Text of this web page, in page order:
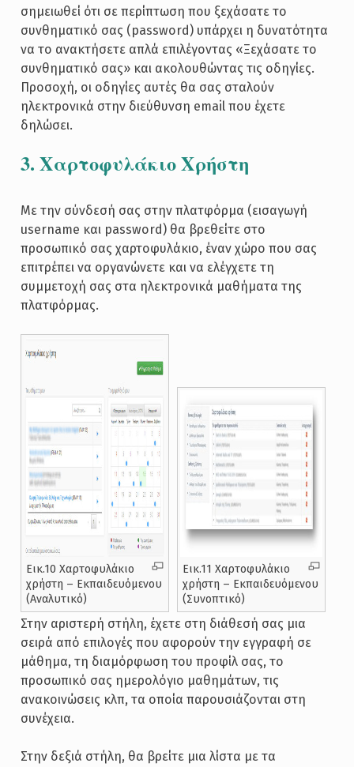
σημειωθεί ότι σε περίπτωση που ξεχάσατε το
συνθηματικό σας (password) υπάρχει η δυνατότητα
να το ανακτήσετε απλά επιλέγοντας «Ξεχάσατε το
συνθηματικό σας» και ακολουθώντας τις οδηγίες.
Προσοχή, οι οδηγίες αυτές θα σας σταλούν
ηλεκτρονικά στην διεύθυνση email που έχετε
δηλώσει.
3. Χαρτοφυλάκιο Χρήστη
Με την σύνδεσή σας στην πλατφόρμα (εισαγωγή
username και password) θα βρεθείτε στο
προσωπικό σας χαρτοφυλάκιο, έναν χώρο που σας
επιτρέπει να οργανώνετε και να ελέγχετε τη
συμμετοχή σας στα ηλεκτρονικά μαθήματα της
πλατφόρμας.
Εικ.10 Χαρτοφυλάκιο
χρήστη – Εκπαιδευόμενου
(Αναλυτικό)
Εικ.11 Χαρτοφυλάκιο
χρήστη – Εκπαιδευόμενου
(Συνοπτικό)
Στην αριστερή στήλη, έχετε στη διάθεσή σας μια
σειρά από επιλογές που αφορούν την εγγραφή σε
μάθημα, τη διαμόρφωση του προφίλ σας, το
προσωπικό σας ημερολόγιο μαθημάτων, τις
ανακοινώσεις κλπ, τα οποία παρουσιάζονται στη
συνέχεια.
Στην δεξιά στήλη, θα βρείτε μια λίστα με τα